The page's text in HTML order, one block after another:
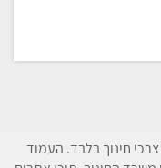
חינוך בלבד. העמוד